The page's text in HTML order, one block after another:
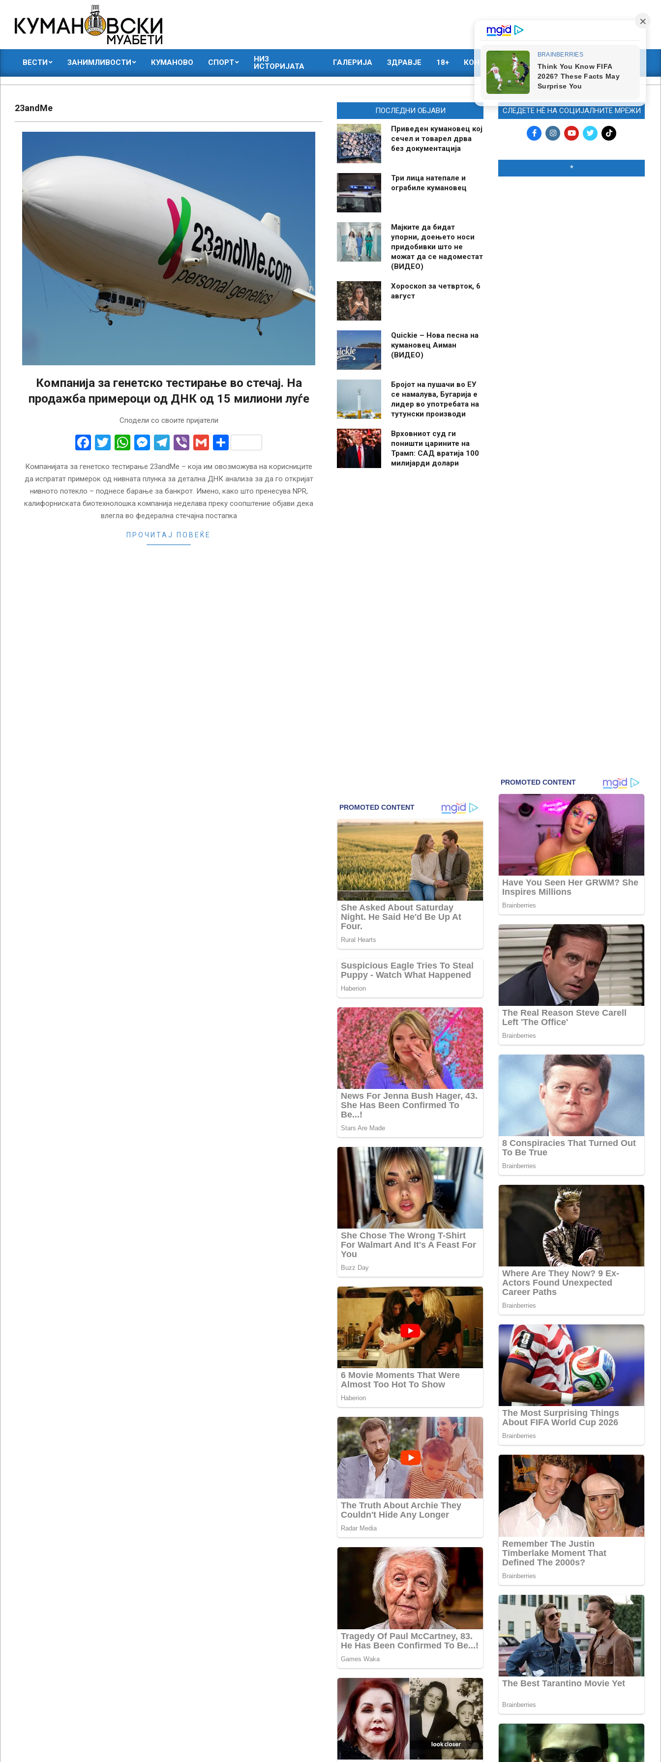
content
КУМАНОВСКИ
МУАБЕТИ
ВЕСТИ ЗАНИМЛИВОСТИ КУМАНОВО СПОРТ
НИЗ
ИСТОРИЈАТА
ГАЛЕРИЈА ЗДРАВЈЕ 18+ КОНТАКТ МАРКЕТИНГ
23andMe
Компанија за генетско тестирање во стечај. На
продажба примероци од ДНК од 15 милиони луѓе
Сподели со своите пријатели
Facebook
Twitter
WhatsApp
Messenger
Telegram
ViberGmailShare
Компанијата за генетско тестирање 23andMe – која им овозможува на корисниците
да испратат примерок од нивната плунка за детална ДНК анализа за да го откријат
нивното потекло – поднесе барање за банкрот. Имено, како што пренесува NPR,
калифорниската биотехнолошка компанија неделава преку соопштение објави дека
влегла во федерална стечајна постапка
ПРОЧИТАЈ ПОВЕЌЕ
ПОСЛЕДНИ ОБЈАВИ
Приведен кумановец кој
сечел и товарел дрва
без документација
Три лица натепале и
ограбиле кумановец
Мајките да бидат
упорни, доењето носи
придобивки што не
можат да се надоместат
(ВИДЕО)
Хороскоп за четврток, 6
август
Quickie – Нова песна на
кумановец Аиман
(ВИДЕО)
Бројот на пушачи во ЕУ
се намалува, Бугарија е
лидер во употребата на
тутунски производи
Врховниот суд ги
поништи царините на
Трамп: САД вратија 100
милијарди долари
СЛЕДЕТЕ НЀ НА СОЦИЈАЛНИТЕ МРЕЖИ
*